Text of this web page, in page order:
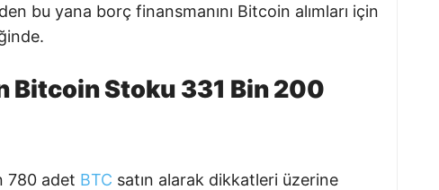
bu yana borç finansmanını Bitcoin alımları için
Stoku 331 Bin 200
780 adet BTC satın alarak dikkatleri üzerine